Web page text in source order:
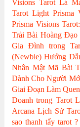
Visions Tarot Lá
Tarot Light Prisma
Prisma Visions
Trải Bài Hoàng Đạo
Gia Đình trong
(Newbie) Hướng
Nhân Mật Mã Bài
Dành Cho Người
Giai Đoạn Làm
Doanh trong Tarot
Arcana Lịch Sử
sao thanh tẩy tarot ?